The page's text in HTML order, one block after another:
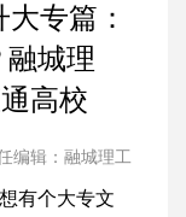
专篇：
融城理
高校
编辑：融城理工
有个大专文